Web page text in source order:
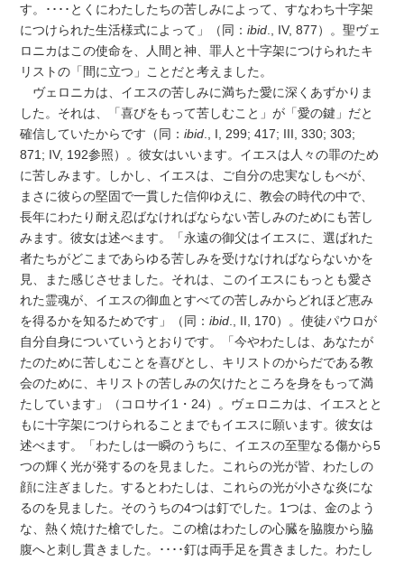
す。････とくにわたしたちの苦しみによって、すなわち十字架
につけられた生活様式によって」（同：ibid ., IV, 877）。聖ヴェ
ロニカはこの使命を、人間と神、罪人と十字架につけられたキ
リストの「間に立つ」ことだと考えました。
ヴェロニカは、イエスの苦しみに満ちた愛に深くあずかりま
した。それは、「喜びをもって苦しむこと」が「愛の鍵」だと
確信していたからです（同：ibid ., I, 299; 417; III, 330; 303;
871; IV, 192参照）。彼女はいいます。イエスは人々の罪のため
に苦しみます。しかし、イエスは、ご自分の忠実なしもべが、
まさに彼らの堅固で一貫した信仰ゆえに、教会の時代の中で、
長年にわたり耐え忍ばなければならない苦しみのためにも苦し
みます。彼女は述べます。「永遠の御父はイエスに、選ばれた
者たちがどこまであらゆる苦しみを受けなければならないかを
見、また感じさせました。それは、このイエスにもっとも愛さ
れた霊魂が、イエスの御血とすべての苦しみからどれほど恵み
を得るかを知るためです」（同：ibid ., II, 170）。使徒パウロが
自分自身についていうとおりです。「今やわたしは、あなたが
たのために苦しむことを喜びとし、キリストのからだである教
会のために、キリストの苦しみの欠けたところを身をもって満
たしています」（コロサイ1・24）。ヴェロニカは、イエスとと
もに十字架につけられることまでもイエスに願います。彼女は
述べます。「わたしは一瞬のうちに、イエスの至聖なる傷から5
つの輝く光が発するのを見ました。これらの光が皆、わたしの
顔に注ぎました。するとわたしは、これらの光が小さな炎にな
るのを見ました。そのうちの4つは釘でした。1つは、金のよう
な、熱く焼けた槍でした。この槍はわたしの心臓を脇腹から脇
腹へと刺し貫きました。････釘は両手足を貫きました。わたし